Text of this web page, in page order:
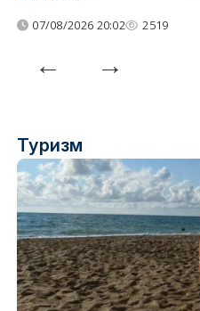
07/08/2026 20:02 2519
Туризм